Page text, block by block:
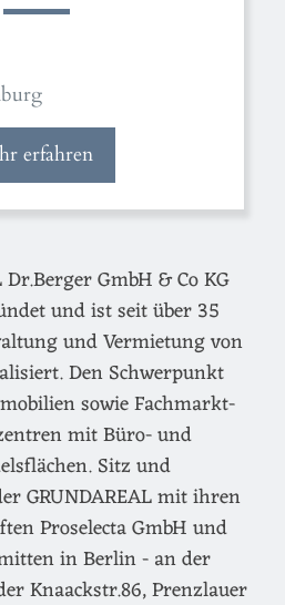
erfahren
Dr.Berger GmbH & Co KG
und ist seit über 35
und Vermietung von
Den Schwerpunkt
sowie Fachmarkt-
mit Büro- und
Sitz und
GRUNDAREAL mit ihren
Proselecta GmbH und
in Berlin - an der
Knaackstr.86, Prenzlauer